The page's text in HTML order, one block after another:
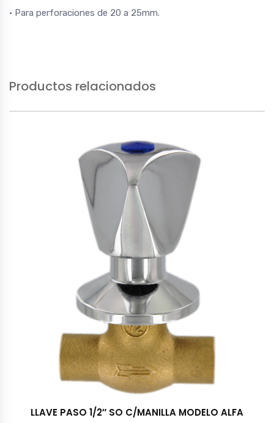
• Para perforaciones de 20 a 25mm.
Productos relacionados
LLAVE PASO 1/2″ SO C/MANILLA MODELO ALFA